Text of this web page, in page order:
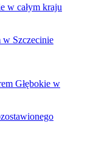
w całym kraju
w Szczecinie
Głębokie w